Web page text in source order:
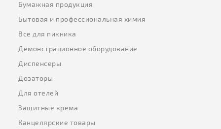
Бумажная продукция
Бытовая и профессиональная химия
Все для пикника
Демонстрационное оборудование
Диспенсеры
Дозаторы
Для отелей
Защитные крема
Канцелярские товары